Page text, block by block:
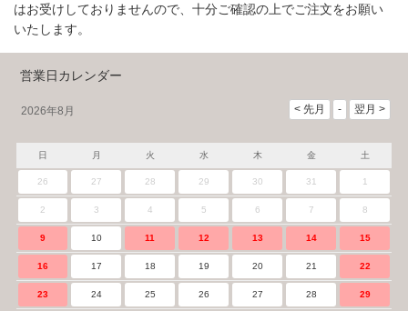
はお受けしておりませんので、十分ご確認の上でご注文をお願い
いたします。
営業日カレンダー
2026年8月
日 月 火 水 木 金 土
26 27 28 29 30 31 1
2 3 4 5 6 7 8
9 10 11 12 13 14 15
16 17 18 19 20 21 22
23 24 25 26 27 28 29